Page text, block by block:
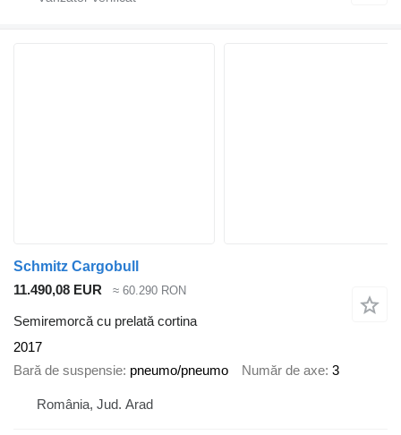
Schmitz Cargobull
11.490,08 EUR
≈ 60.290 RON
Semiremorcă cu prelată cortina
2017
Bară de suspensie pneumo/pneumo Număr de axe 3
România, Jud. Arad